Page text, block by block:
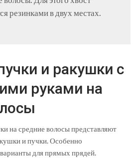
резинками в двух местах.
и ракушки с
руками на
на средние волосы представляют
и пучки. Особенно
для прямых прядей.